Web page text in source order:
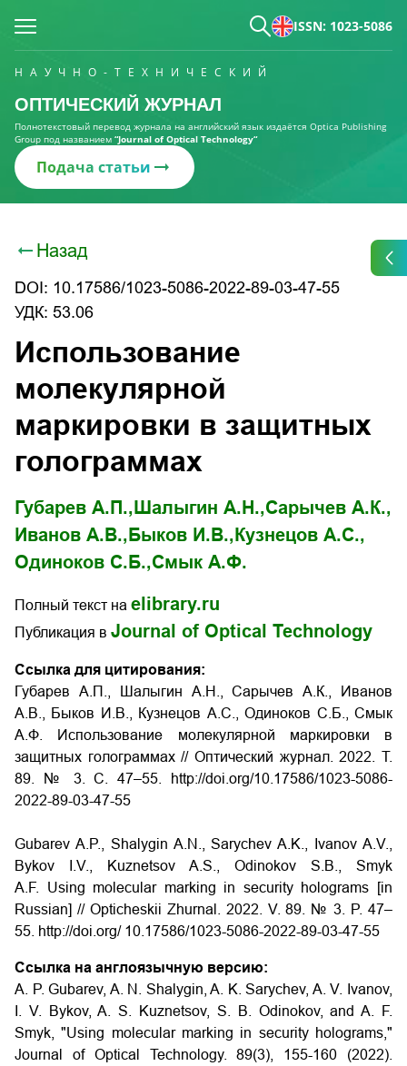
ISSN: 1023-5086
НАУЧНО-ТЕХНИЧЕСКИЙ
ОПТИЧЕСКИЙ ЖУРНАЛ
Полнотекстовый перевод журнала на английский язык издаётся Optica Publishing
Group под названием “Journal of Optical Technology“
Подача статьи
Назад
DOI: 10.17586/1023-5086-2022-89-03-47-55
УДК: 53.06
Использование
молекулярной
маркировки в защитных
голограммах
Губарев А.П., Шалыгин А.Н.,Сарычев А.К.,
Иванов А.В., Быков И.В., Кузнецов А.С.,
Одиноков С.Б.,Смык А.Ф.
Полный текст на elibrary.ru
Публикация в Journal of Optical Technology
Ссылка для цитирования:
Губарев А.П., Шалыгин А.Н., Сарычев А.К., Иванов
А.В., Быков И.В., Кузнецов А.С., Одиноков С.Б., Смык
А.Ф. Использование молекулярной маркировки в
защитных голограммах // Оптический журнал. 2022. Т.
89. № 3. С. 47–55.
http://doi.org/10.17586/1023-5086-
2022-89-03-47-55
Gubarev A.P., Shalygin A.N., Sarychev A.K., Ivanov A.V.,
Bykov I.V., Kuznetsov A.S., Odinokov S.B., Smyk
A.F. Using molecular marking in security holograms [in
Russian] // Opticheskii Zhurnal. 2022. V. 89. № 3. P. 47–
55. http://doi.org/10.17586/1023-5086-2022-89-03-47-55
Ссылка на англоязычную версию:
A. P. Gubarev, A. N. Shalygin, A. K. Sarychev, A. V. Ivanov,
I. V. Bykov, A. S. Kuznetsov, S. B. Odinokov, and A. F.
Smyk, "Using molecular marking in security holograms,"
Journal of Optical Technology. 89(3), 155-160 (2022).